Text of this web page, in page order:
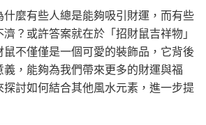
麼有些人總是能夠吸引財運，而有些
？或許答案就在於「招財鼠吉祥物」
不僅僅是一個可愛的裝飾品，它背後
，能夠為我們帶來更多的財運與福
討如何結合其他風水元素，進一步提